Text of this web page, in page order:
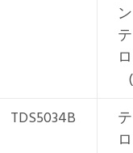
TDS5034B